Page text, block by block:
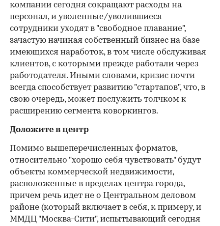
компании сегодня сокращают расходы на
персонал, и уволенные/уволившиеся
сотрудники уходят в "свободное плавание",
зачастую начиная собственный бизнес на базе
имеющихся наработок, в том числе обслуживая
клиентов, с которыми прежде работали через
работодателя. Иными словами, кризис почти
всегда способствует развитию "стартапов", что, в
свою очередь, может послужить толчком к
расширению сегмента коворкингов.
Доложите в центр
Помимо вышеперечисленных форматов,
относительно "хорошо себя чувствовать" будут
объекты коммерческой недвижимости,
расположенные в пределах центра города,
причем речь идет не о Центральном деловом
районе (который включает в себя, к примеру, и
ММДЦ "Москва-Сити", испытывающий сегодня